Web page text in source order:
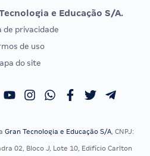
Vunesp
EXAME DE ORDEM
Calendário OAB
e Educação S/A.
de privacidade
de uso
do site
Gran Tecnologia e Educação S/A, CNPJ:
02, Bloco J, Lote 10, Edifício Carlton